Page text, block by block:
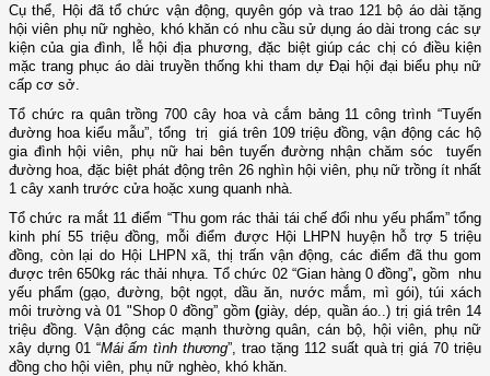
Cụ thể, Hội đã tổ chức vận động, quyên góp và trao 121 bộ áo dài tặng
hội viên phụ nữ nghèo, khó khăn có nhu cầu sử dụng áo dài trong các sự
kiện của gia đình, lễ hội địa phương, đặc biệt giúp các chị có điều kiện
mặc trang phục áo dài truyền thống khi tham dự Đại hội đại biểu phụ nữ
cấp cơ sở.
Tổ chức ra quân trồng 700 cây hoa và cắm bảng 11công trình “Tuyến
đường hoa kiểu mẫu”, tổng trị giá trên 109 triệu đồng,vận độngcác hộ
gia đình hội viên, phụ nữ hai bên tuyến đường nhận chăm sóc
tuyến
đường hoa, đặc biệt phát độngtrên 26nghìn hội viên, phụ nữ trồng ít nhất
1 cây xanh trước cửa hoặc xung quanh nhà
Tổ chức ra mắt 11 điểm “Thu gom rác thải tái chế đổi nhu yếu phẩm” tổng
kinh phí 55 triệu đồng, mỗi điểm được Hội LHPN huyện hỗ trợ 5 triệu
đồng, còn lại do Hội LHPN xã, thị trấn vận động , các điểm đã thu gom
được trên650kg rác thải nhựa . Tổ chức 02 “Gian hàng 0 đồng”, gồm nhu
yếu phẩm (gạo, đường, bột ngọt, dầu ăn, nước mắm, mì gói), túi xách
môi trườngvà 01 "Shop 0 đồng” gồm (giày, dép, quần áo..) trị giá trên 14
triệu đồng. Vận động các mạnh thường quân, cán bộ, hội viên, phụ nữ
xây dựng 01 “Mái ấm tình thương”, trao tặng 112 suất quà trị giá 70 triệu
đồng cho hội viên, phụ nữ nghèo, khó khăn.